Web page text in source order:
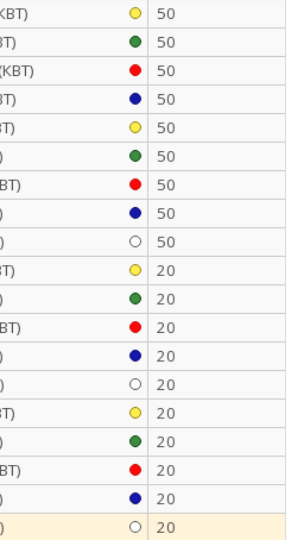
50
50
50
50
50
50
50
50
50
20
20
20
20
20
20
20
20
20
20